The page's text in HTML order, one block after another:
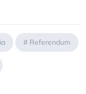
# Referendum